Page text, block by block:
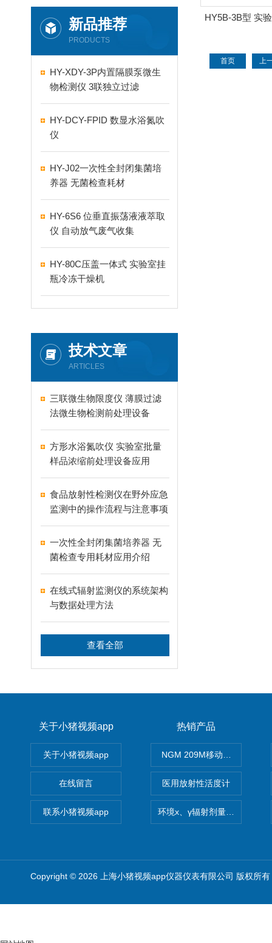
新品推荐
PRODUCTS
HY-XDY-3P内置隔膜泵微生
物检测仪 3联独立过滤
HY-DCY-FPID 数显水浴氮吹
仪
HY-J02一次性全封闭集菌培
养器 无菌检查耗材
HY-6S6 位垂直振荡液液萃取
仪 自动放气废气收集
HY-80C压盖一体式 实验室挂
瓶冷冻干燥机
技术文章
ARTICLES
三联微生物限度仪 薄膜过滤
法微生物检测前处理设备
方形水浴氮吹仪 实验室批量
样品浓缩前处理设备应用
食品放射性检测仪在野外应急
监测中的操作流程与注意事项
一次性全封闭集菌培养器 无
菌检查专用耗材应用介绍
在线式辐射监测仪的系统架构
与数据处理方法
查看全部
HY5B-3B型 实
首页 上
关于小猪视频app
关于小猪视频app
在线留言
联系小猪视频app
热销产品
NGM 209M移动式惰性气体
医用放射性活度计
环境x、γ辐射剂量率仪
Copyright © 2026 上海小猪视频app仪器仪表有限公司 版权所有